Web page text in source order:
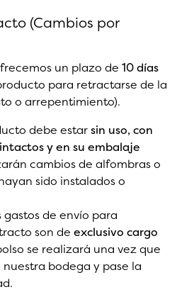
(Cambios por
un plazo de 10 días
para retractarse de la
o arrepentimiento).
debe estarsin uso, con
y en su embalaje
cambios de alfombras o
sido instalados o
gastos de envío para
son de exclusivo cargo
se realizará una vez que
bodega y pase la